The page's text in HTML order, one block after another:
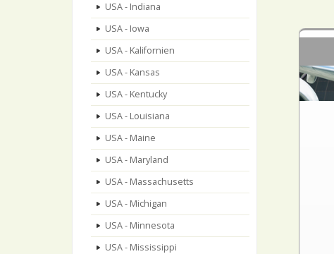
USA - Indiana
USA - Iowa
USA - Kalifornien
USA - Kansas
USA - Kentucky
USA - Louisiana
USA - Maine
USA - Maryland
USA - Massachusetts
USA - Michigan
USA - Minnesota
USA - Mississippi